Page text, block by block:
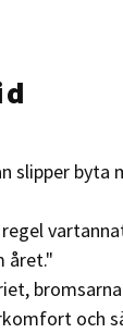
slipper byta
året."
och